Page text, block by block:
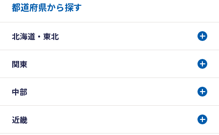
都道府県から探す
北海道・東北
関東
中部
近畿